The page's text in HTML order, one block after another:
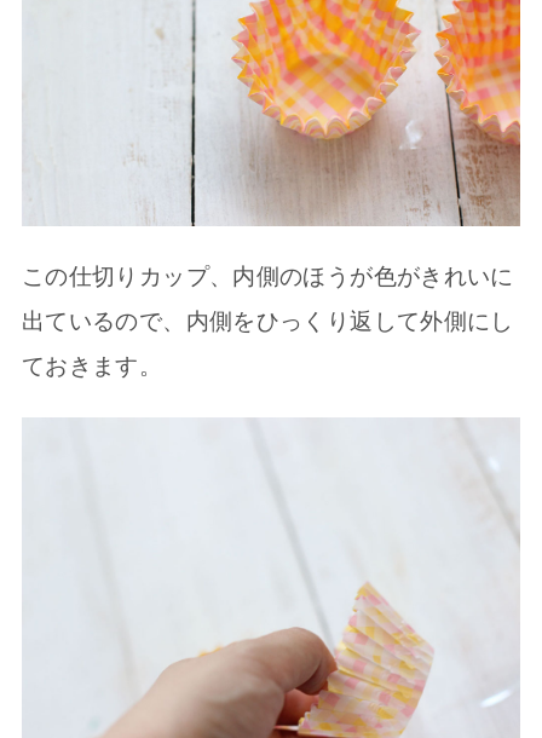
この仕切りカップ、内側のほうが色がきれいに
出ているので、内側をひっくり返して外側にし
ておきます。